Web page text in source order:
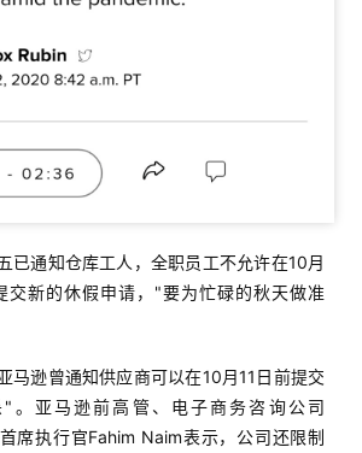
已通知仓库工人，全职员工不允许在10月
交新的休假申请，"要为忙碌的秋天做准
马逊曾通知供应商可以在10月11日前提交
。亚马逊前高管、电子商务咨询公司
席执行官Fahim Naim表示，公司还限制